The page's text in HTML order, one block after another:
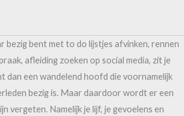
bezig bent met to do lijstjes afvinken, rennen
afleiding zoeken op social media, zit je
dan een wandelend hoofd die voornamelijk
bezig is. Maar daardoor wordt er een
vergeten. Namelijk je lijf, je gevoelens en